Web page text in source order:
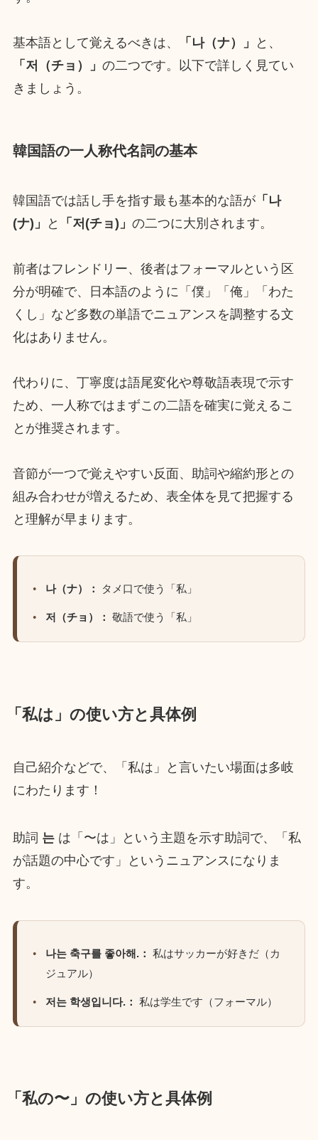
基本語として覚えるべきは、 「나（ナ）」
と、
「저（チョ）」 の二つです。以下で詳しく見てい
きましょう。
韓国語の一人称代名詞の基本
韓国語では話し手を指す最も基本的な語が「나
(ナ)」
と 「저(チョ)」 の二つに大別されます。
前者はフレンドリー、後者はフォーマルという区
分が明確で、日本語のように「僕」「俺」「わた
くし」など多数の単語でニュアンスを調整する文
化はありません。
代わりに、丁寧度は語尾変化や尊敬語表現で示す
ため、一人称ではまずこの二語を確実に覚えるこ
とが推奨されます。
音節が一つで覚えやすい反面、助詞や縮約形との
組み合わせが増えるため、表全体を見て把握する
と理解が早まります。
나（ナ）： タメ口で使う「私」
저（チョ）： 敬語で使う「私」
「私は」の使い方と具体例
自己紹介などで、「私は」と言いたい場面は多岐
にわたります！
助詞 는は「〜は」という主題を示す助詞で、「私
が話題の中心です」というニュアンスになりま
す。
나는 축구를 좋아해.： 私はサッカーが好きだ（カ
ジュアル）
저는 학생입니다.： 私は学生です（フォーマル）
「私の〜」の使い方と具体例